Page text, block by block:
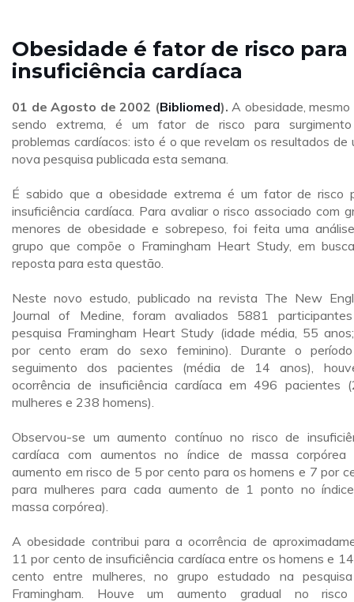
Obesidade é fator de risco para
insuficiência cardíaca
01 de Agosto de 2002 (Bibliomed). A obesidade, mesmo
sendo extrema, é um fator de risco para
problemas cardíacos: isto é o que revelam os resultados de
nova pesquisa publicada esta semana.
É sabido que a obesidade extrema é um fator de risco
insuficiência cardíaca. Para avaliar o risco associado com
menores de obesidade e sobrepeso, foi feita uma
grupo que compõe o Framingham Heart Study, em
reposta para esta questão.
Neste novo estudo, publicado na revista The New
Journal of Medine, foram avaliados 5881
pesquisa Framingham Heart Study (idade média, 55
por cento eram do sexo feminino). Durante o
seguimento dos pacientes (média de 14 anos),
ocorrência de insuficiência cardíaca em 496 pacientes
mulheres e 238 homens).
Observou-se um aumento contínuo no risco de
cardíaca com aumentos no índice de massa corpórea
aumento em risco de 5 por cento para os homens e 7 por
para mulheres para cada aumento de 1 ponto no
massa corpórea).
A obesidade contribui para a ocorrência de
11 por cento de insuficiência cardíaca entre os homens e
cento entre mulheres, no grupo estudado na
Framingham. Houve um aumento gradual no